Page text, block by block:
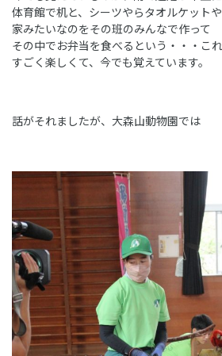
体育館で机と、シーツやらタオルケット
家みたいなのをその班のみんなで作って
その中でお弁当を食べるという・・・こ
すごく楽しくて、今でも覚えています。
話がそれましたが、大森山動物園では